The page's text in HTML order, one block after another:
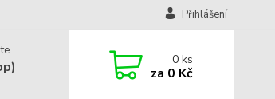
Přihlášení
0ks
za 0 Kč